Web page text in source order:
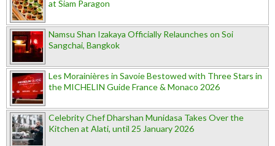
at Siam Paragon
Namsu Shan Izakaya Officially Relaunches on Soi
Sangchai, Bangkok
Les Morainières in Savoie Bestowed with Three Stars in
the MICHELIN Guide France & Monaco 2026
Celebrity Chef Dharshan Munidasa Takes Over the
Kitchen at Alati, until 25 January 2026